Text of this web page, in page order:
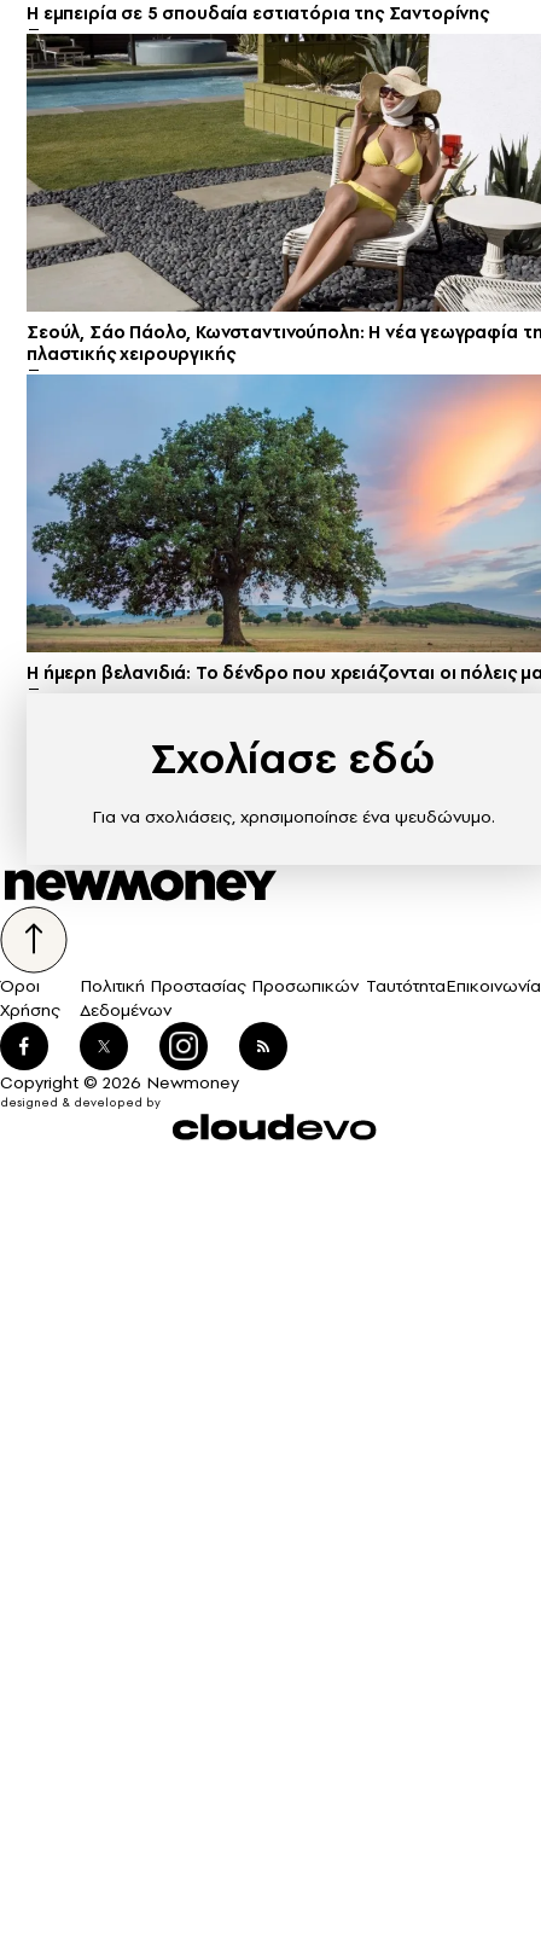
Η εμπειρία σε 5 σπουδαία εστιατόρια της Σαντορίνης
Σεούλ, Σάο Πάολο, Κωνσταντινούπολη: Η νέα γεωγραφία
πλαστικής χειρουργικής
Η ήμερη βελανιδιά: Το δένδρο που χρειάζονται οι πόλεις
Σχολίασε εδώ
Για να σχολιάσεις, χρησιμοποίησε ένα ψευδώνυμο.
Όροι
Χρήσης
Πολιτική Προστασίας Προσωπικών
Δεδομένων
ΤαυτότηταΕπικοινωνία
Copyright © 2026 Newmoney
designed & developed by